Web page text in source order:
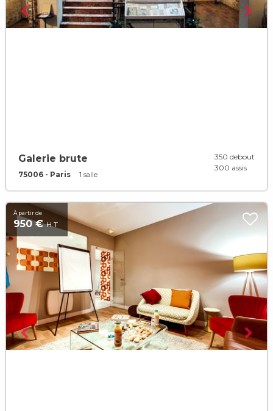
Galerie brute
75006 - Paris 1 salle
350 debout
300 assis
À partir de
950 €H.T